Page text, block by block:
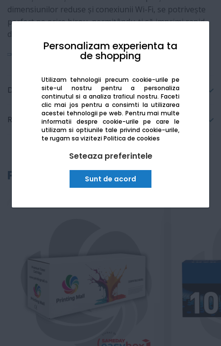
Personalizam experienta ta
de shopping
Utilizam tehnologii precum cookie-urile pe
site-ul nostru pentru a personaliza
continutul si a analiza traficul nostru. Faceti
clic mai jos pentru a consimti la utilizarea
acestei tehnologii pe web. Pentru mai multe
informatii despre cookie-urile pe care le
utilizam si optiunile tale privind cookie-urile,
te rugam sa viziteziPolitica de cookies
Seteaza preferintele
Sunt de acord
dimensiunilor reduse și conexiunii Wi-Fi, se potrivește
perfect pe orice birou, permițându-ți să imprimi rapid
de pe telefon sau laptop fără niciun cablu.
Detalii tehnice
Recenzii
Produse recomandate